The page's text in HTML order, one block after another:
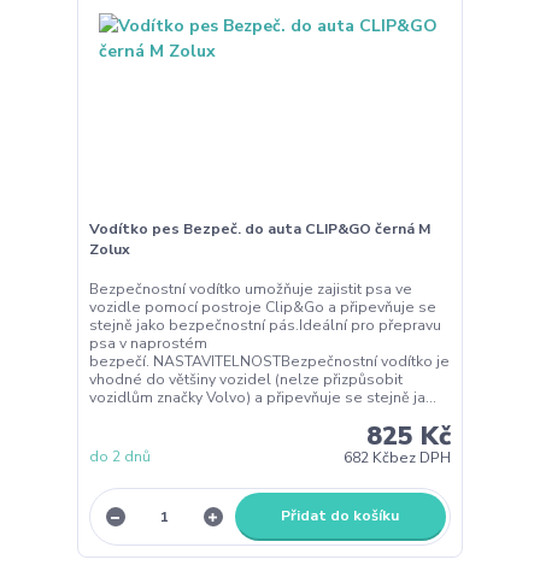
Vodítko pes Bezpeč. do auta CLIP&GO černá M
Zolux
Bezpečnostní vodítko umožňuje zajistit psa ve
vozidle pomocí postroje Clip&Go a připevňuje se
stejně jako bezpečnostní pás.Ideální pro přepravu
psa v naprostém
bezpečí. NASTAVITELNOSTBezpečnostní vodítko je
vhodné do většiny vozidel (nelze přizpůsobit
vozidlům značky Volvo) a připevňuje se stejně ja...
825 Kč
682 Kčbez DPH
do 2 dnů
Přidat do košíku